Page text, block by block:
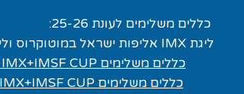
כללים משלימים לעונת 25-26:
ליגת IMX אליפות ישראל במוטוקרוס וליגת IMSF CUP גביע ההתאחדות:
כללים משלימים IMX+IMSF CUP סבב 1 31.10
כללים משלימים IMX+IMSF CUP סבב 2 21.11